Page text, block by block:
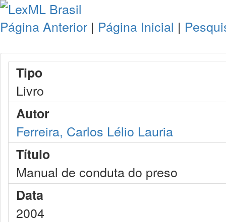
Página Anterior | Página Inicial |
Tipo
Livro
Autor
Ferreira, Carlos Lélio Lauria
Título
Manual de conduta do preso
Data
2004